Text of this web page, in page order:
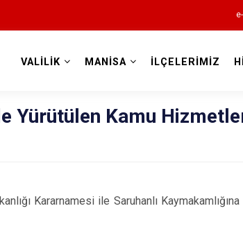
VALİLİK MANİSA İLÇELERİMİZ
Yürütülen Kamu
Kararnamesi ile Saruhanlı